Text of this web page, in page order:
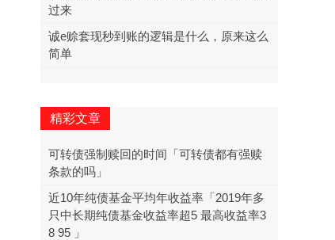
过来
诚e赊套现秒到账的逻辑是什么，原来这么
简单
精彩文章
可转债强制赎回的时间「可转债都有强赎
条款的吗」
近10年纯债基金平均年收益率「2019年多
只中长期纯债基金收益率超5 最高收益率3
8 95 」